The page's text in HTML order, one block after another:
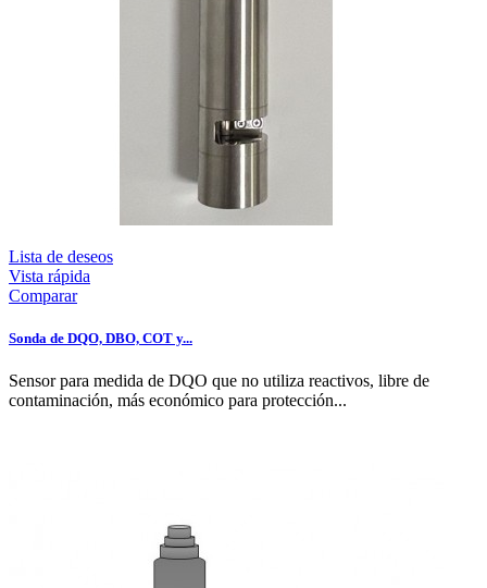
Lista de deseos
Vista rápida
Comparar
Sonda de DQO, DBO, COT y...
Sensor para medida de DQO que no utiliza reactivos, libre de
contaminación, más económico para protección...